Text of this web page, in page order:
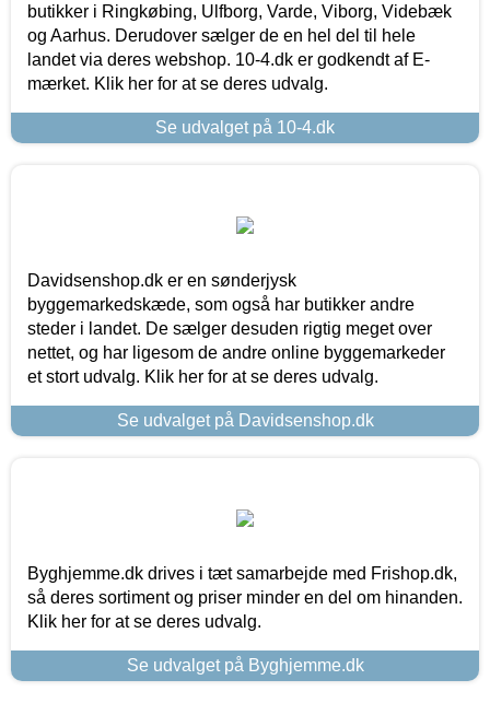
butikker i Ringkøbing, Ulfborg, Varde, Viborg, Videbæk
og Aarhus. Derudover sælger de en hel del til hele
landet via deres webshop. 10-4.dk er godkendt af E-
mærket. Klik her for at se deres udvalg.
Se udvalget på 10-4.dk
Davidsenshop.dk er en sønderjysk
byggemarkedskæde, som også har butikker andre
steder i landet. De sælger desuden rigtig meget over
nettet, og har ligesom de andre online byggemarkeder
et stort udvalg. Klik her for at se deres udvalg.
Se udvalget på Davidsenshop.dk
Byghjemme.dk drives i tæt samarbejde med Frishop.dk,
så deres sortiment og priser minder en del om hinanden.
Klik her for at se deres udvalg.
Se udvalget på Byghjemme.dk